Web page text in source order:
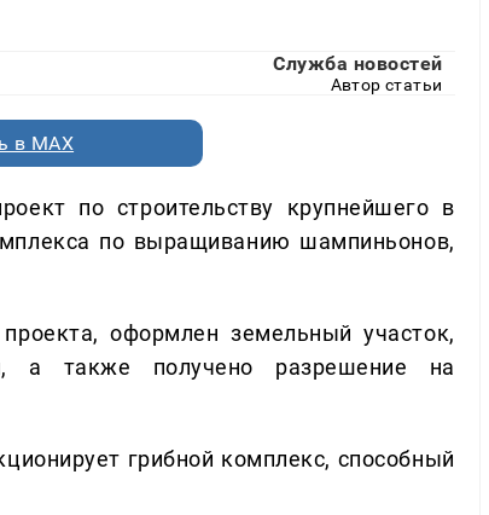
Служба новостей
Автор статьи
в MAX
по строительству крупнейшего в
по выращиванию шампиньонов,
проекта, оформлен земельный участок,
а также получено разрешение на
грибной комплекс, способный